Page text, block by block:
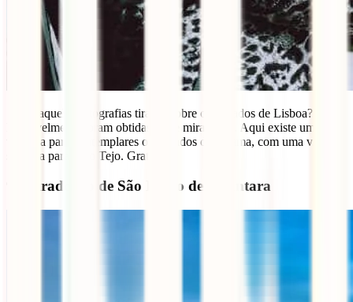
Sabes aquelas fotografias tiradas sobre os telhados de Lisboa?
Provavelmente foram obtidas neste miradouro. Aqui existe uma
varanda para contemplares os telhados de Alfama, com uma vista
soberba para o rio Tejo. Gratuito.
9- Miradouro de São Pedro de Alcântara